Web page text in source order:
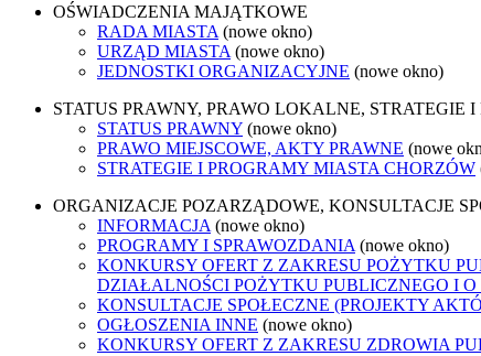
OŚWIADCZENIA MAJĄTKOWE
RADA MIASTA (nowe okno)
URZĄD MIASTA (nowe okno)
JEDNOSTKI ORGANIZACYJNE (nowe okno)
STATUS PRAWNY, PRAWO LOKALNE, STRATEGIE
STATUS PRAWNY (nowe okno)
PRAWO MIEJSCOWE, AKTY PRAWNE (nowe
STRATEGIE I PROGRAMY MIASTA CHORZÓW
ORGANIZACJE POZARZĄDOWE, KONSULTACJE
INFORMACJA (nowe okno)
PROGRAMY I SPRAWOZDANIA (nowe okno)
KONKURSY OFERT Z ZAKRESU POŻYTKU
DZIAŁALNOŚCI POŻYTKU PUBLICZNEGO I
KONSULTACJE SPOŁECZNE (PROJEKTY
OGŁOSZENIA INNE (nowe okno)
KONKURSY OFERT Z ZAKRESU ZDROWIA